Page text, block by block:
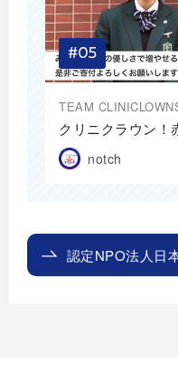
TEAM
クリニクラウン！
notch
認定NPO法⼈⽇